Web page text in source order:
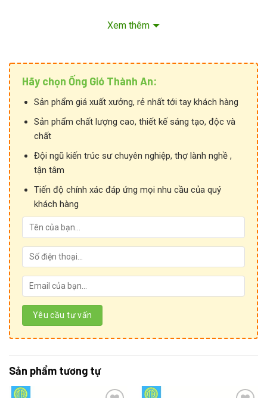
, khay cáp nhôm mang đến chất lượng bền bỉ,
tranh. Mỗi sản phẩm đều trải qua quy trình kiểm soát chất
lượng nghiêm ngặt, đảm bảo đáp ứng đầy đủ tiêu chuẩn kỹ
thuật và yêu cầu khắt khe của các chủ đầu tư.
Khay cáp nhôm
Cấu tạo khay cáp nhôm
Xem thêm
Hãy chọn Ống Gió Thành An:
Sản phẩm giá xuất xưởng, rẻ nhất tới tay khách hàng
Sản phẩm chất lượng cao, thiết kế sáng tạo, độc và
chất
Đội ngũ kiến trúc sư chuyên nghiệp, thợ lành nghề ,
tận tâm
Tiến độ chính xác đáp ứng mọi nhu cầu của quý
khách hàng
Sản phẩm tương tự